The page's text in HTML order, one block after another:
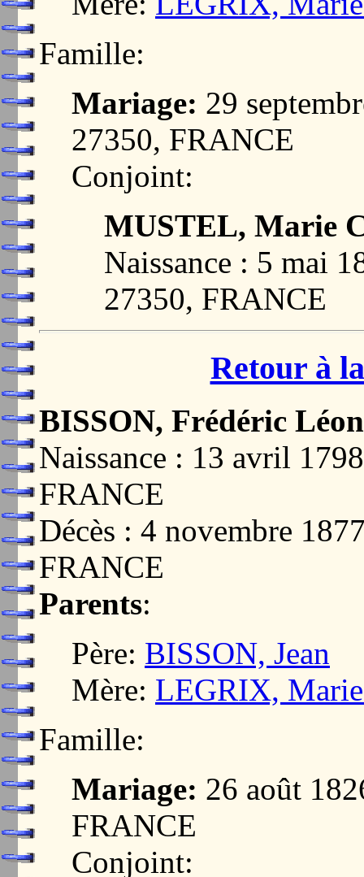
Famille:
Mariage: 29
27350, FRANCE
Conjoint:
MUSTEL, Marie
Naissance : 5 mai
27350, FRANCE
Retour à
BISSON, Frédéric Léon
Naissance : 13 avril
FRANCE
Décès : 4 novembre
FRANCE
Parents:
Père: BISSON, Jean
Mère: LEGRIX,
Famille:
Mariage: 26 août
FRANCE
Conjoint: